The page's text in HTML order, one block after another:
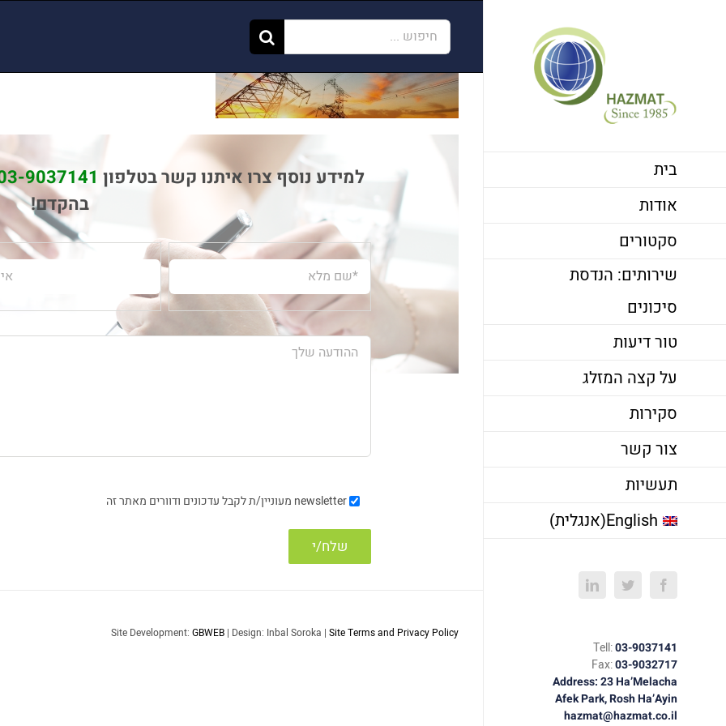
בית
אודות
סקטורים
שירותים: הנדסת
סיכונים
טור דיעות
על קצה המזלג
סקירות
צור קשר
תעשיות
English
(אנגלית)
Facebook
Twitter
LinkedIn
Tell:03-9037141
Fax:03-9032717
Address: 23 Ha’Melacha
Afek Park, Rosh Ha’Ayin
hazmat@hazmat.co.il
חיפוש...
למידע נוסף צרו איתנו קשר בטלפון 9037141
בהקדם!
newsletter מעוניין/ת לקבל עדכונים ודוורים מאתר זה
Site Development: GBWEB | Design: Inbal Soroka | Site Terms and Privacy Policy